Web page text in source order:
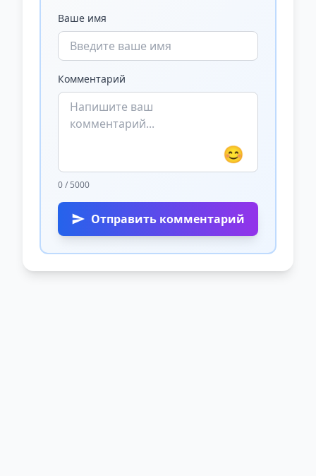
Ваше имя
Комментарий
😊
0 / 5000
Отправить комментарий